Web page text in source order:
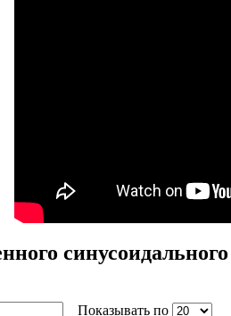
Показывать по